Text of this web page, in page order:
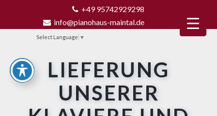
+49 95742929298
info@pianohaus-maintal.de
Select Language ▼
LIEFERUNG
UNSERER